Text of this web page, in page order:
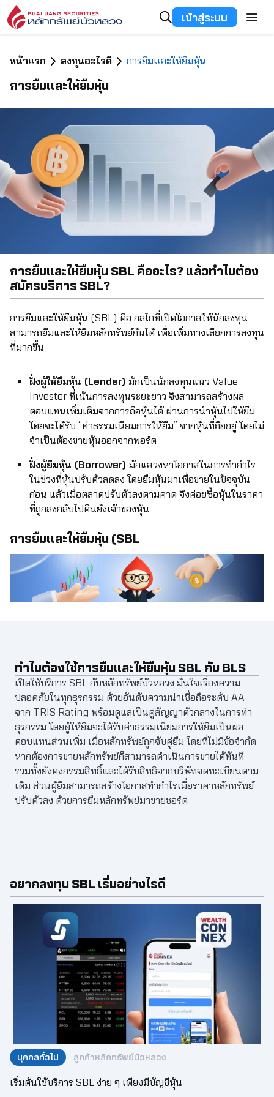
เข้าสู่ระบบ
หน้าแรก ลงทุนอะไรดี การยืมเเละให้ยืมหุ้น
การยืมเเละให้ยืมหุ้น
การยืมและให้ยืมหุ้น SBL คืออะไร? แล้วทำไมต้อง
สมัครบริการ SBL?
การยืมและให้ยืมหุ้น (SBL) คือ กลไกที่เปิดโอกาสให้นักลงทุน
สามารถยืมและให้ยืมหลักทรัพย์กันได้ เพื่อเพิ่มทางเลือกการลงทุน
ที่มากขึ้น
ฝั่งผู้ให้ยืมหุ้น (Lender) มักเป็นนักลงทุนแนว Value
Investor ที่เน้นการลงทุนระยะยาว จึงสามารถสร้างผล
ตอบแทนเพิ่มเติมจากการถือหุ้นได้ ผ่านการนำหุ้นไปให้ยืม
โดยจะได้รับ “ค่าธรรมเนียมการให้ยืม” จากหุ้นที่ถืออยู่ โดยไม่
จำเป็นต้องขายหุ้นออกจากพอร์ต
ฝั่งผู้ยืมหุ้น (Borrower) มักแสวงหาโอกาสในการทำกำไร
ในช่วงที่หุ้นปรับตัวลดลง โดยยืมหุ้นมาเพื่อขายในปัจจุบัน
ก่อน แล้วเมื่อตลาดปรับตัวลงตามคาด จึงค่อยซื้อหุ้นในราคา
ที่ถูกลงกลับไปคืนยังเจ้าของหุ้น
การยืมเเละให้ยืมหุ้น (SBL
ทำไมต้องใช้การยืมและให้ยืมหุ้น SBL กับ BLS
เปิดใช้บริการ SBL กับหลักทรัพย์บัวหลวง มั่นใจเรื่องความ
ปลอดภัยในทุกธุรกรรม ด้วยอันดับความน่าเชื่อถือระดับ AA
จาก TRIS Rating พร้อมดูแลเป็นคู่สัญญาตัวกลางในการทำ
ธุรกรรม โดยผู้ให้ยืมจะได้รับค่าธรรมเนียมการให้ยืมเป็นผล
ตอบแทนส่วนเพิ่ม เมื่อหลักทรัพย์ถูกจับคู่ยืม โดยที่ไม่มีข้อจำกัด
หากต้องการขายหลักทรัพย์ก็สามารถดำเนินการขายได้ทันที
รวมทั้งยังคงกรรมสิทธิ์และได้รับสิทธิจากบริษัทจดทะเบียนตาม
เดิม ส่วนผู้ยืมสามารถสร้างโอกาสทำกำไรเมื่อราคาหลักทรัพย์
ปรับตัวลง ด้วยการยืมหลักทรัพย์มาขายชอร์ต
อยากลงทุน SBL เริ่มอย่างไรดี
บุคคลทั่วไป ลูกค้าหลักทรัพย์บัวหลวง
เริ่มต้นใช้บริการ SBL ง่าย ๆ เพียงมีบัญชีหุ้น